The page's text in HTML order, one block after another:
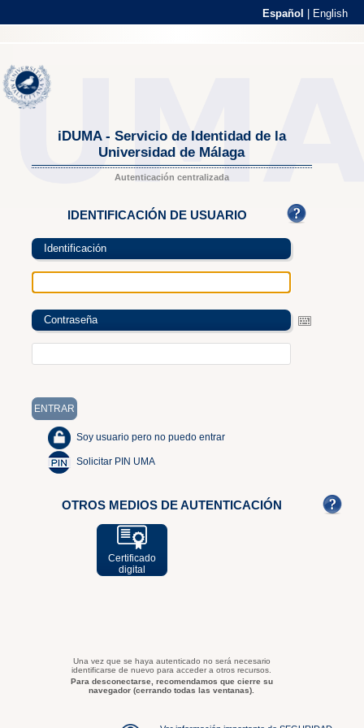
Español English
iDUMA - Servicio de Identidad de la
Universidad de Málaga
Autenticación centralizada
IDENTIFICACIÓN DE USUARIO
Identificación
Contraseña
Soy usuario pero no puedo entrar
Solicitar PIN UMA
OTROS MEDIOS DE AUTENTICACIÓN
Certificado
digital
Una vez que se haya autenticado no será necesario
identificarse de nuevo para acceder a otros recursos.
Para desconectarse, recomendamos que cierre su
navegador (cerrando todas las ventanas).